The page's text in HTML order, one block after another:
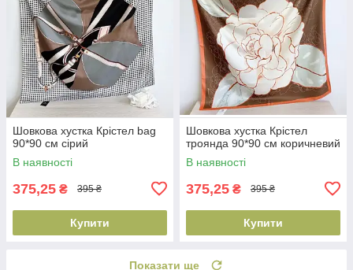
Шовкова хустка Крістел bag
90*90 см сірий
В наявності
375,25 ₴ 395 ₴
Купити
Шовкова хустка Крістел
троянда 90*90 см коричневий
В наявності
375,25 ₴ 395 ₴
Купити
Показати ще